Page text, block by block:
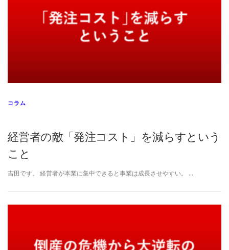
コラム
経営者の敵「発注コスト」を減らすという
こと
吉田です。 経営者が本業に集中できると事業は成長させやすい。 …